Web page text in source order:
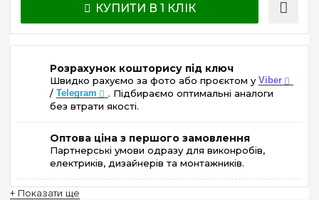
КУПИТИ В 1 КЛІК
Розрахунок кошторису під ключ
Швидко рахуємо за фото або проєктом у Viber
/ Telegram
. Підбираємо оптимальні аналоги
без втрати якості.
Оптова ціна з першого замовлення
Партнерські умови одразу для виконробів,
електриків, дизайнерів та монтажників.
+ Показати ще